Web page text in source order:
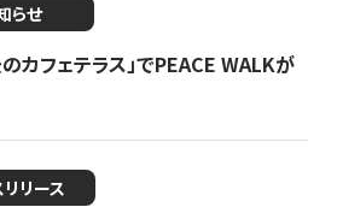
らせ
カフェテラス」でPEACE WALKが
リース